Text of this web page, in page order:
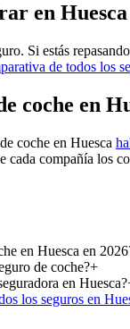
en Huesca
Si estás
de todos los
coche en
coche en Huesca
cada compañía los
en Huesca en
de coche?+
en Huesca?
los seguros en